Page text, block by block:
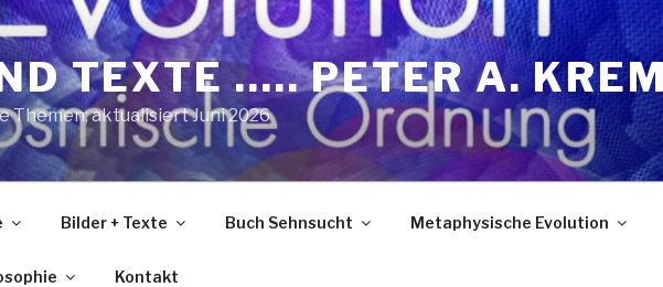
TEXTE ….. PETER A.
Themen; aktualisiert Juni 2026
Bilder + Texte Buch Sehnsucht Metaphysische Evolution
Kontakt